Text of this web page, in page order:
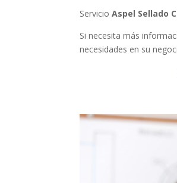
ServicioAspel Sellado
Si necesita más
necesidades en su